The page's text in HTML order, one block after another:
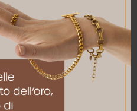
e sito web in questo
volta che commento.